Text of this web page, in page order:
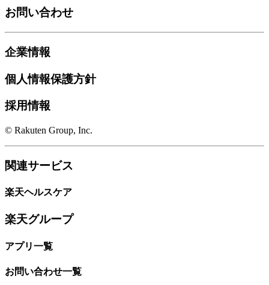
お問い合わせ
企業情報
個人情報保護方針
採用情報
© Rakuten Group, Inc.
関連サービス
楽天ヘルスケア
楽天グループ
アプリ一覧
お問い合わせ一覧